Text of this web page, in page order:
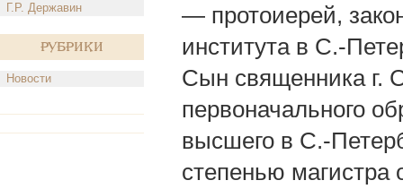
Г.Р. Державин
Рубрики
Новости
— протоиерей,
института в С.-
Сын священника г.
первоначального
высшего в С.-
степенью